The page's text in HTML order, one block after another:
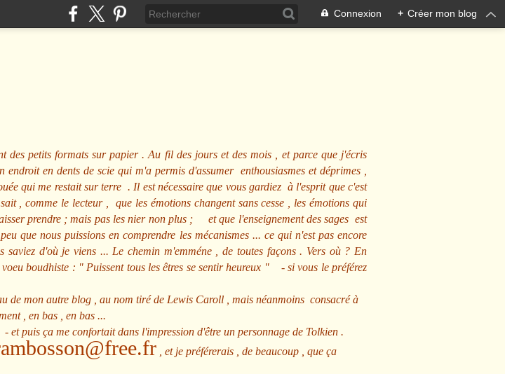
Connexion + Créer mon blog
petits formats sur papier . Au fil des jours et des mois , et parce que j'écris
en dents de scie qui m'a permis d'assumer enthousiasmes et déprimes ,
qui me restait sur terre . Il est nécessaire que vous gardiez à l'esprit que c'est
, comme le lecteur , que les émotions changent sans cesse , les émotions qui
prendre ; mais pas les nier non plus ; et que l'enseignement des sages est
que nous puissions en comprendre les mécanismes ... ce qui n'est pas encore
d'où je viens ... Le chemin m'emméne , de toutes façons . Vers où ? En
boudhiste : " Puissent tous les êtres se sentir heureux " - si vous le préférez
de mon autre blog , au nom tiré de Lewis Caroll , mais néanmoins consacré à
, en bas , en bas ...
et puis ça me confortait dans l'impression d'être un personnage de Tolkien .
, et je préférerais , de beaucoup , que ça